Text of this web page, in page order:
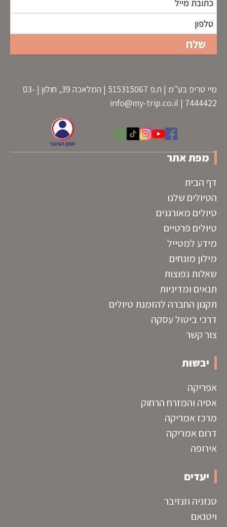
מיי טריפ בע"מ | ח.פ 515315067 | המלאכה 39, חולון | 03-
7444422 |
info@my-trip.co.il
מפת אתר
דף הבית
הטיולים שלנו
טיולים מאורגנים
טיולים פרטיים
מידע למטייל
מילון מונחים
שאלות נפוצות
תנאים ומדיניות
תקנון החברה להזמנת טיולים
דרכי ביטול עסקה
צור קשר
יבשות
אפריקה
אסיה והמזרח הרחוק
מרכז אמריקה
דרום אמריקה
אירופה
יעדים
טנזניה וזנזיבר
ויטנאם